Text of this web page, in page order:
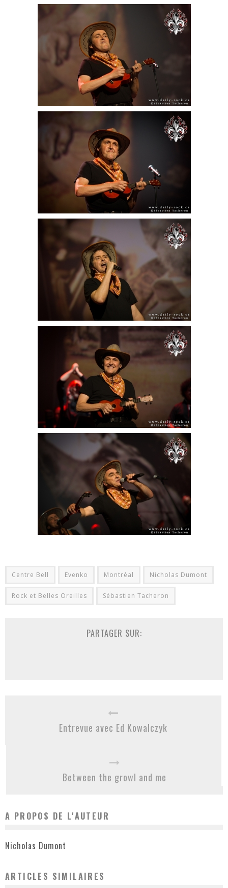
Centre Bell Evenko Montréal Nicholas Dumont
Rock et Belles Oreilles Sébastien Tacheron
PARTAGER SUR:
Entrevue avec Ed Kowalczyk
Between the growl and me
A PROPOS DE L'AUTEUR
Nicholas Dumont
ARTICLES SIMILAIRES